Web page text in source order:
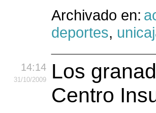
Archivado en:
deportes,
14:14
31/10/2009
Los
Centro